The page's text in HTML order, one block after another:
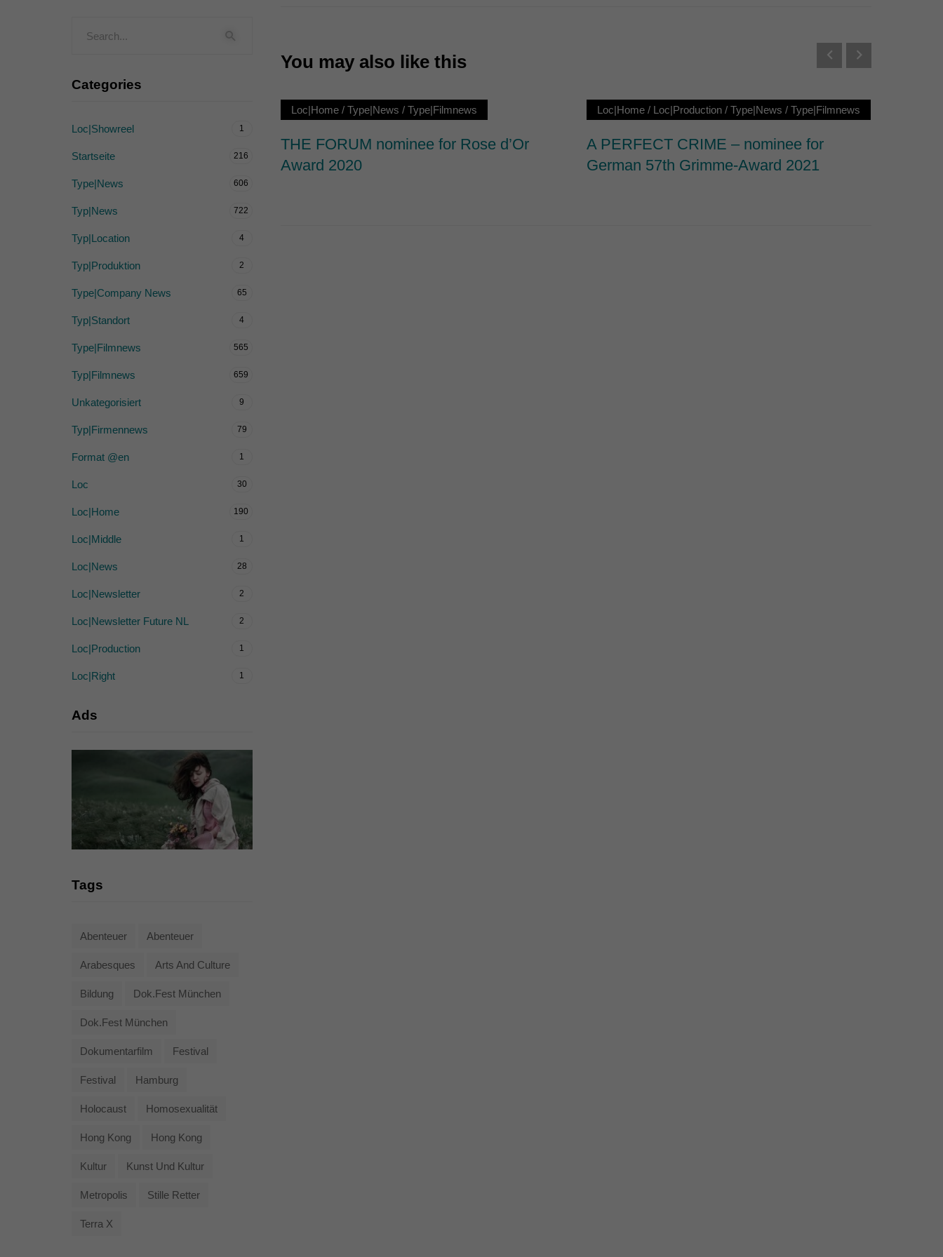
You may also like this
Loc|Home/ Type|News / Type|Filmnews
THE FORUM nominee for Rose d’Or
Award 2020
Loc|Home/ Loc|Production/ Type|News / Type|Filmnews
A PERFECT CRIME – nominee for
German 57th Grimme-Award 2021
Categories
Loc|Showreel 1
Startseite 216
Type|News 606
Typ|News 722
Typ|Location 4
Typ|Produktion 2
Type|Company News 65
Typ|Standort 4
Type|Filmnews 565
Typ|Filmnews 659
Unkategorisiert 9
Typ|Firmennews 79
Format @en 1
Loc 30
Loc|Home 190
Loc|Middle 1
Loc|News 28
Loc|Newsletter 2
Loc|Newsletter Future NL 2
Loc|Production 1
Loc|Right 1
Ads
Tags
Abenteuer Abenteuer
Arabesques Arts And Culture
Bildung Dok.fest München
Dok.fest München
Dokumentarfilm Festival
Festival Hamburg
Holocaust Homosexualität
Hong Kong Hong Kong
Kultur Kunst Und Kultur
Metropolis Stille Retter
Terra X
Inhalte von Videoplattformen und Social-Media-Plattformen werden standardmäßig blockiert. Wenn Cookies von externen Medien
akzeptiert werden, bedarf der Zugriff auf diese Inhalte keiner manuellen Einwilligung mehr.
Datenschutzerklärung